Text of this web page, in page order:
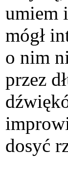
umiem
mógł
o nim
przez
dosyć